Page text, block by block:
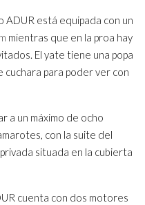
está equipada con un
mientras que en la proa hay
El yate tiene una popa
cuchara para poder ver con
a un máximo de ocho
con la suite del
situada en la cubierta
cuenta con dos motores